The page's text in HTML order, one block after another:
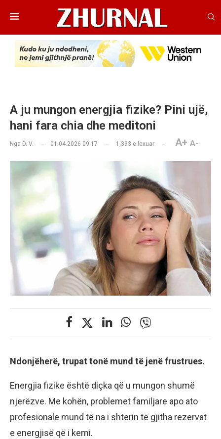
A ju mungon energjia fizike? Pini ujë,
hani fara chia dhe meditoni
Nga D. V. 01.04.2026 09:17 1,393 e lexuar A+ A-
Ndonjëherë, trupat tonë mund të jenë frustrues.
Energjia fizike është diçka që u mungon shumë
njerëzve. Me kohën, problemet familjare apo ato
profesionale mund të na i shterin të gjitha rezervat
e energjisë që i kemi.